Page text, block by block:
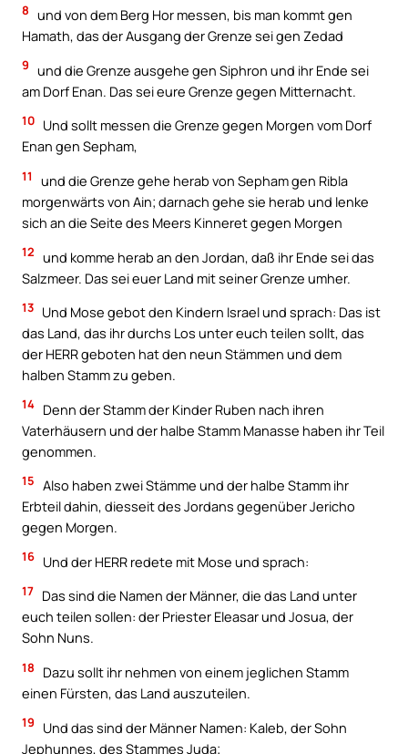
8 und von dem Berg Hor messen, bis man kommt gen
Hamath, das der Ausgang der Grenze sei gen Zedad
9 und die Grenze ausgehe gen Siphron und ihr Ende sei
am Dorf Enan. Das sei eure Grenze gegen Mitternacht.
10 Und sollt messen die Grenze gegen Morgen vom Dorf
Enan gen Sepham,
11
und die Grenze gehe herab von Sepham gen Ribla
morgenwärts von Ain; darnach gehe sie herab und lenke
sich an die Seite des Meers Kinneret gegen Morgen
12 und komme herab an den Jordan, daß ihr Ende sei das
Salzmeer. Das sei euer Land mit seiner Grenze umher.
13 Und Mose gebot den Kindern Israel und sprach: Das ist
das Land, das ihr durchs Los unter euch teilen sollt, das
der HERR geboten hat den neun Stämmen und dem
halben Stamm zu geben.
14 Denn der Stamm der Kinder Ruben nach ihren
Vaterhäusern und der halbe Stamm Manasse haben ihr Teil
genommen.
15 Also haben zwei Stämme und der halbe Stamm ihr
Erbteil dahin, diesseit des Jordans gegenüber Jericho
gegen Morgen.
16 Und der HERR redete mit Mose und sprach:
17 Das sind die Namen der Männer, die das Land unter
euch teilen sollen: der Priester Eleasar und Josua, der
Sohn Nuns.
18
Dazu sollt ihr nehmen von einem jeglichen Stamm
einen Fürsten, das Land auszuteilen.
19
Und das sind der Männer Namen: Kaleb, der Sohn
Jephunnes, des Stammes Juda;